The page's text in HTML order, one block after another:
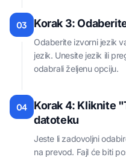
03 Korak 3:
Odaberite izvorni jezik
jezik. Unesite jezik ili
odabrali željenu opciju.
04
Korak 4: Kliknite
datoteku
Jeste li zadovoljni
na prevod. Fajl će biti